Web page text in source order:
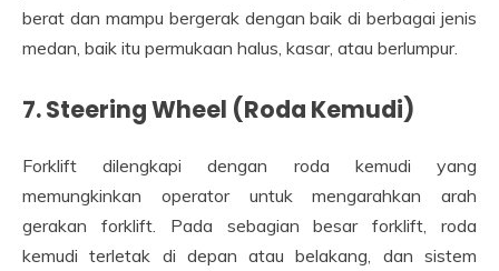
berat dan mampu bergerak dengan baik di berbagai jenis
medan, baik itu permukaan halus, kasar, atau berlumpur.
7.Steering Wheel (Roda Kemudi)
Forklift dilengkapi dengan roda kemudi yang
memungkinkan operator untuk mengarahkan arah
gerakan forklift. Pada sebagian besar forklift, roda
kemudi terletak di depan atau belakang, dan sistem